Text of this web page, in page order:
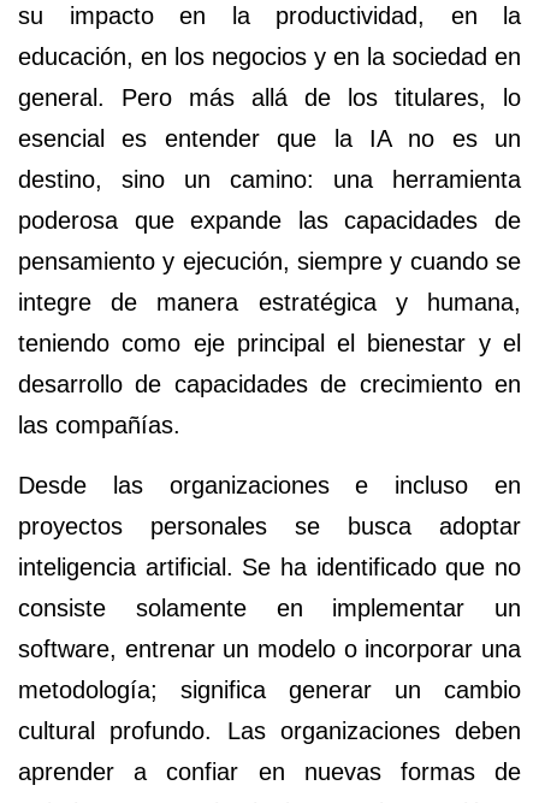
su impacto en la productividad, en la
educación, en los negocios y en la sociedad en
general. Pero más allá de los titulares, lo
esencial es entender que la IA no es un
destino, sino un camino: una herramienta
poderosa que expande las capacidades de
pensamiento y ejecución, siempre y cuando se
integre de manera estratégica y humana,
teniendo como eje principal el bienestar y el
desarrollo de capacidades de crecimiento en
las compañías.
Desde las organizaciones e incluso en
proyectos personales se busca adoptar
inteligencia artificial. Se ha identificado que no
consiste solamente en implementar un
software, entrenar un modelo o incorporar una
metodología; significa generar un cambio
cultural profundo. Las organizaciones deben
aprender a confiar en nuevas formas de